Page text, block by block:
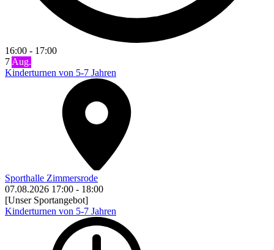
16:00 - 17:00
7Aug.
Kinderturnen von 5-7 Jahren
Sporthalle Zimmersrode
07.08.2026 17:00 - 18:00
[Unser Sportangebot]
Kinderturnen von 5-7 Jahren